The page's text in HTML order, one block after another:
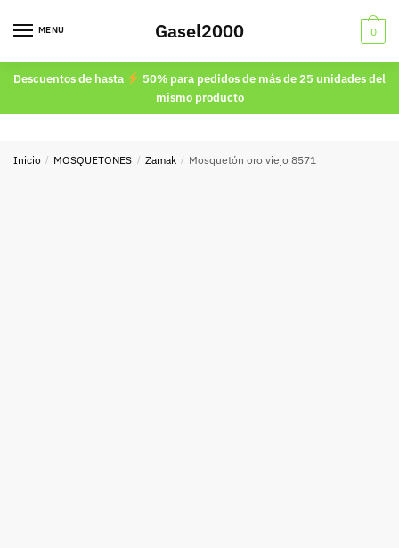
MENU Gasel2000 0
Descuentos de hasta
50% para pedidos de más de 25 unidades del
mismo producto
Inicio / MOSQUETONES / Zamak / Mosquetón oro viejo 8571